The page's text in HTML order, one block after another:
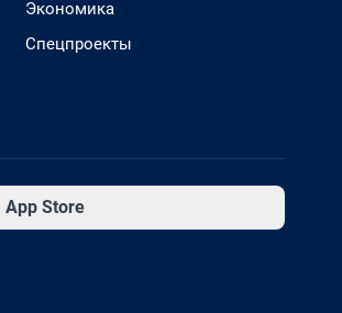
Экономика
Спецпроекты
App Store